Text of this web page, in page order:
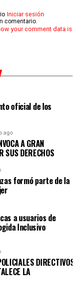
Iniciar sesión
comentario.
your comment data is
oficial de los
ago
A GRAN
SUS DERECHOS
formó parte de la
a usuarios de
Inclusivo
DIRECTIVOS Y
LA